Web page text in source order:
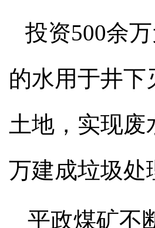
投资500余
的水用于井
土地，实现
万建成垃圾处
平政煤矿不